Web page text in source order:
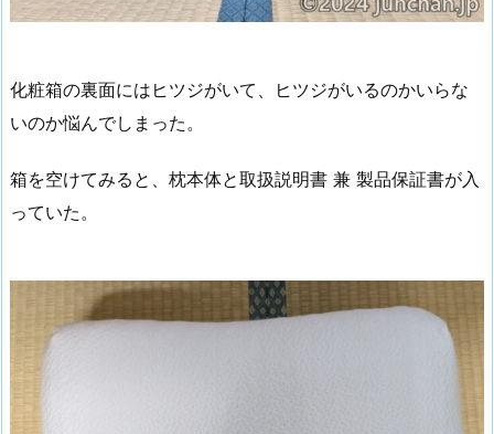
化粧箱の裏面にはヒツジがいて、ヒツジがいるのかいらな
いのか悩んでしまった。
箱を空けてみると、枕本体と取扱説明書 兼 製品保証書が入
っていた。